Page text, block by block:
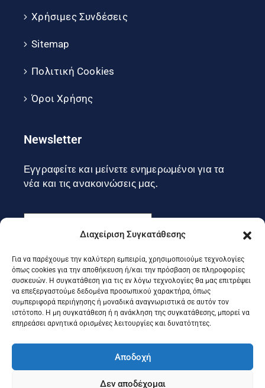
Διαχείριση Συγκατάθεσης
Για να παρέχουμε την καλύτερη εμπειρία, χρησιμοποιούμε τεχνολογίες
όπως cookies για την αποθήκευση ή/και την πρόσβαση σε πληροφορίες
συσκευών. Η συγκατάθεση για τις εν λόγω τεχνολογίες θα μας επιτρέψει
να επεξεργαστούμε δεδομένα προσωπικού χαρακτήρα, όπως
συμπεριφορά περιήγησης ή μοναδικά αναγνωριστικά σε αυτόν τον
ιστότοπο. Η μη συγκατάθεση ή η ανάκληση της συγκατάθεσης, μπορεί να
επηρεάσει αρνητικά ορισμένες λειτουργίες και δυνατότητες.
Αποδοχή
Δεν αποδέχομαι
Χρήσιμες Συνδέσεις
Sitemap
Πολιτική Cookies
Όροι Χρήσης
Newsletter
Εγγραφείτε και μείνετε ενημερωμένοι για τα
νέα και τις ανακοινώσεις μας.
Εγγραφή
Ακολουθήστε μας στα social